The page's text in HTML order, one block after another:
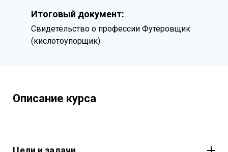
Итоговый документ:
Свидетельство о профессии Футеровщик
(кислотоупорщик)
Описание курса